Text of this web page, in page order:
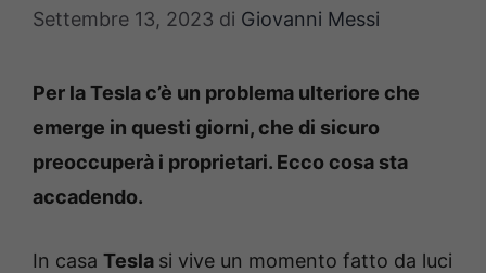
Settembre 13, 2023 di Giovanni Messi
Per la Tesla c’è un problema ulteriore che
emerge in questi giorni, che di sicuro
preoccuperà i proprietari. Ecco cosa sta
accadendo.
In casa Tesla si vive un momento fatto da luci